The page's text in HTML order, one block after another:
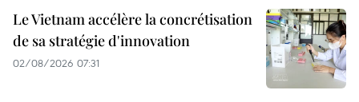
Le Vietnam accélère la concrétisation
de sa stratégie d'innovation
02/08/2026 07:31